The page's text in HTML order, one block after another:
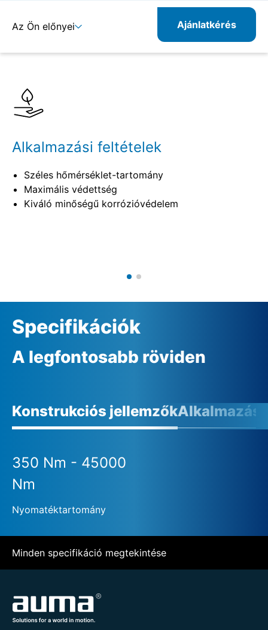
Az Ön előnyei Ajánlatkérés
Alkalmazási feltételek
Széles hőmérséklet-tartomány
Maximális védettség
Kiváló minőségű korrózióvédelem
Specifikációk
A legfontosabb röviden
Konstrukciós jellemzők
350 Nm - 45000
Nm
Nyomatéktartomány
Minden specifikáció megtekintése